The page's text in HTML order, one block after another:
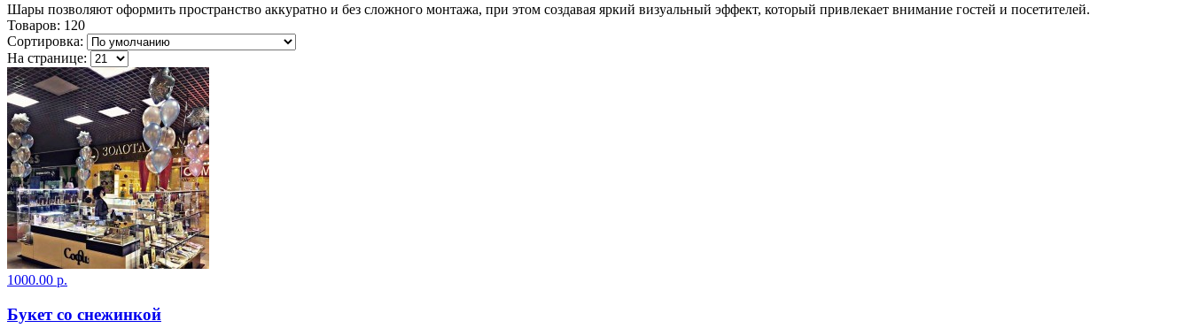
Шары позволяют оформить пространство аккуратно и без сложного монтажа, при этом создавая яркий визуальный эффект, который привлекает внимание гостей и посетителей.
Товаров: 120
Сортировка:
На странице:
1000.00 р.
Букет со снежинкой